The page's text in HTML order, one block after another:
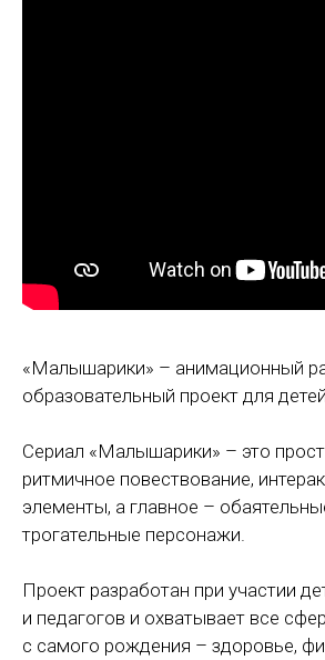
«Малышарики» – анимационный
образовательный проект для
Сериал «Малышарики» – это
ритмичное повествование,
элементы, а главное –
трогательные персонажи.
Проект разработан при участии
и педагогов и охватывает все
с самого рождения – здоровье,